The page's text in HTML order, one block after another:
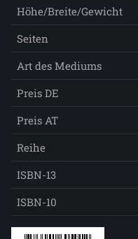
Höhe/Breite/Gewicht
Seiten
Art des Mediums
Preis DE
Preis AT
Reihe
ISBN-13
ISBN-10